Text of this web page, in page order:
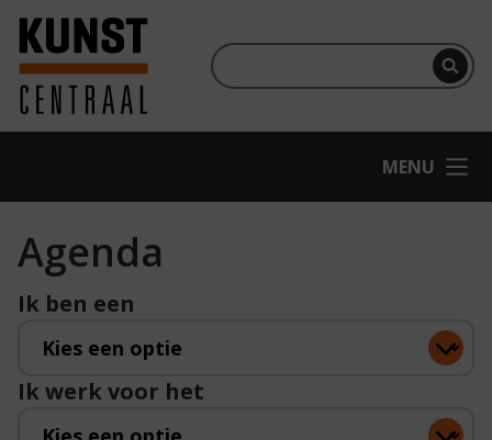
Ga naar hoofdinhoud
Terug naar homepage
OPEN
MENU
Agenda
Ik ben een
Ik werk voor het